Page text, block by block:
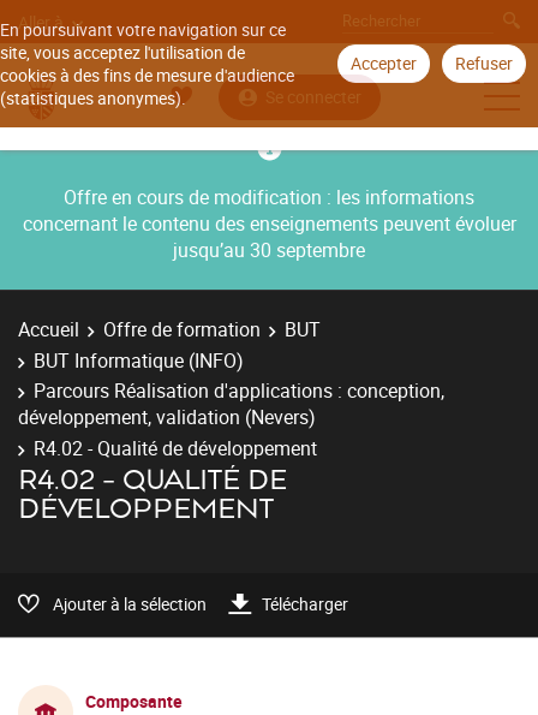
En poursuivant votre navigation sur ce
site, vous acceptez l'utilisation de
cookies à des fins de mesure d'audience
(statistiques anonymes).
Accepter Refuser
Aller à
Se connecter
Offre en cours de modification : les informations
concernant le contenu des enseignements peuvent évoluer
jusqu’au 30 septembre
Accueil Offre de formation
BUT
BUT Informatique (INFO)
Parcours Réalisation d'applications : conception,
développement, validation (Nevers)
R4.02 - Qualité de développement
R4.02 - QUALITÉ DE
DÉVELOPPEMENT
Ajouter à la sélection Télécharger
Composante